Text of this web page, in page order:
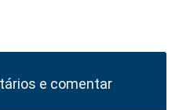
e comentar